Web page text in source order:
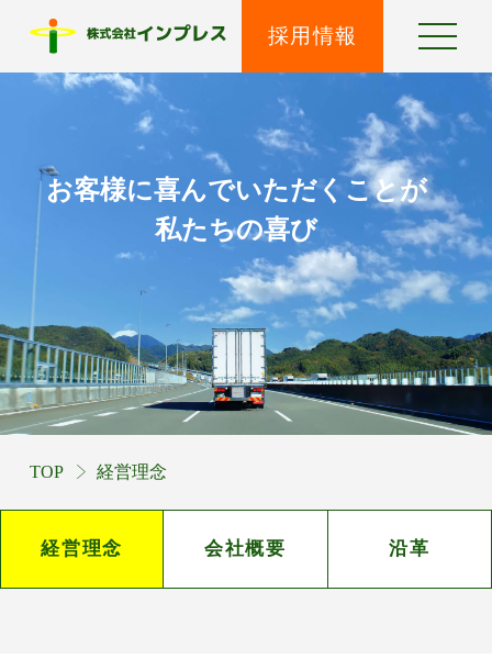
採用情報
お客様に喜んでいただくことが
私たちの喜び
TOP 経営理念
経営理念 会社概要 沿革